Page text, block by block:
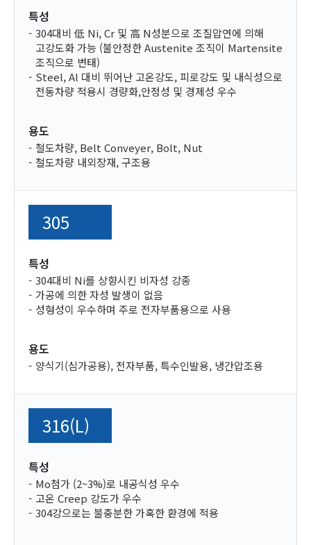
특성
304대비 低 Ni, Cr 및 高 N성분으로 조질압연에 의해
고강도화 가능 (불안정한 Austenite 조직이 Martensite
조직으로 변태)
Steel, Al 대비 뛰어난 고온강도, 피로강도 및 내식성으로
전동차량 적용시 경량화,안정성 및 경제성 우수
용도
철도차량, Belt Conveyer, Bolt, Nut
철도차량 내외장재, 구조용
305
특성
304대비 Ni를 상향시킨 비자성 강종
가공에 의한 자성 발생이 없음
성형성이 우수하며 주로 전자부품용으로 사용
용도
양식기(심가공용), 전자부품, 특수인발용, 냉간압조용
316(L)
특성
Mo첨가 (2~3%)로 내공식성 우수
고온 Creep 강도가 우수
304강으로는 불충분한 가혹한 환경에 적용